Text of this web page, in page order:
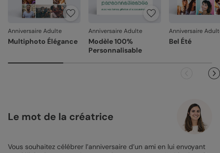
Anniversaire Adulte
Multiphoto Élégance
Anniversaire Adulte
Modèle 100%
Personnalisable
Anniversaire
Bel Été
Le mot de la créatrice
Vous souhaitez célébrer l’anniversaire d’un ami en lui envoyant